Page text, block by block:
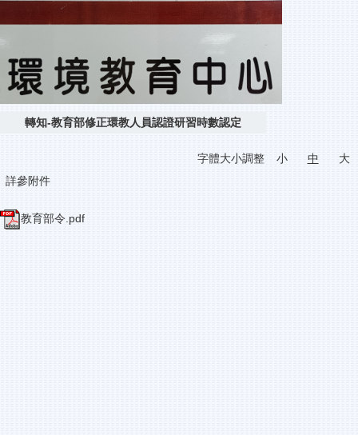
轉知-教育部修正環教人員認證研習時數認定
字體大小調整 小 中
大
詳參附件
教育部令.pdf